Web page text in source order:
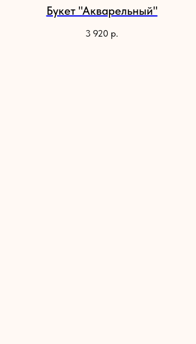
Букет "Акварельный"
3 920 р.